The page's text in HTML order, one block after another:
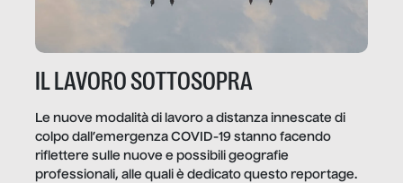
IL LAVORO SOTTOSOPRA
Le nuove modalità di lavoro a distanza innescate di
colpo dall’emergenza COVID-19 stanno facendo
riflettere sulle nuove e possibili geografie
professionali, alle quali è dedicato questo reportage.